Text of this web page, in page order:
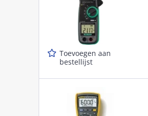
Toevoegen aan
bestellijst